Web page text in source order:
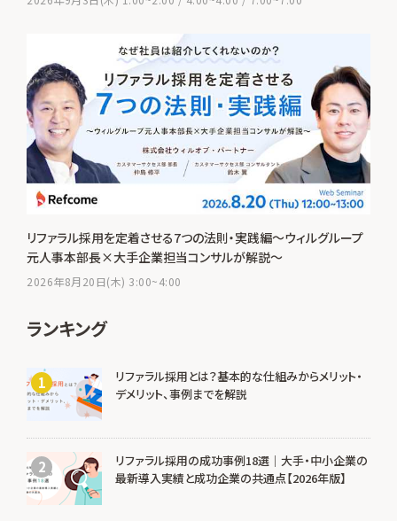
リファラル採用を定着させる7つの法則・実践編～ウィルグループ
元人事本部長×大手企業担当コンサルが解説～
2026年8月20日(木) 3:00~4:00
ランキング
1
リファラル採用とは？基本的な仕組みからメリット・
デメリット、事例までを解説
2
リファラル採用の成功事例18選｜大手・中小企業の
最新導入実績と成功企業の共通点【2026年版】